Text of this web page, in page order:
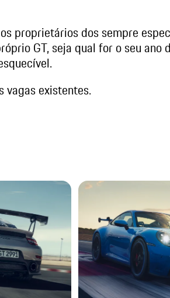
proprietários dos sempre
GT, seja qual for o seu
existentes.